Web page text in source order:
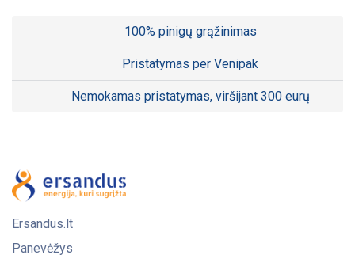
100% pinigų grąžinimas
Pristatymas per Venipak
Nemokamas pristatymas, viršijant 300 eurų
Ersandus.lt
Panevėžys